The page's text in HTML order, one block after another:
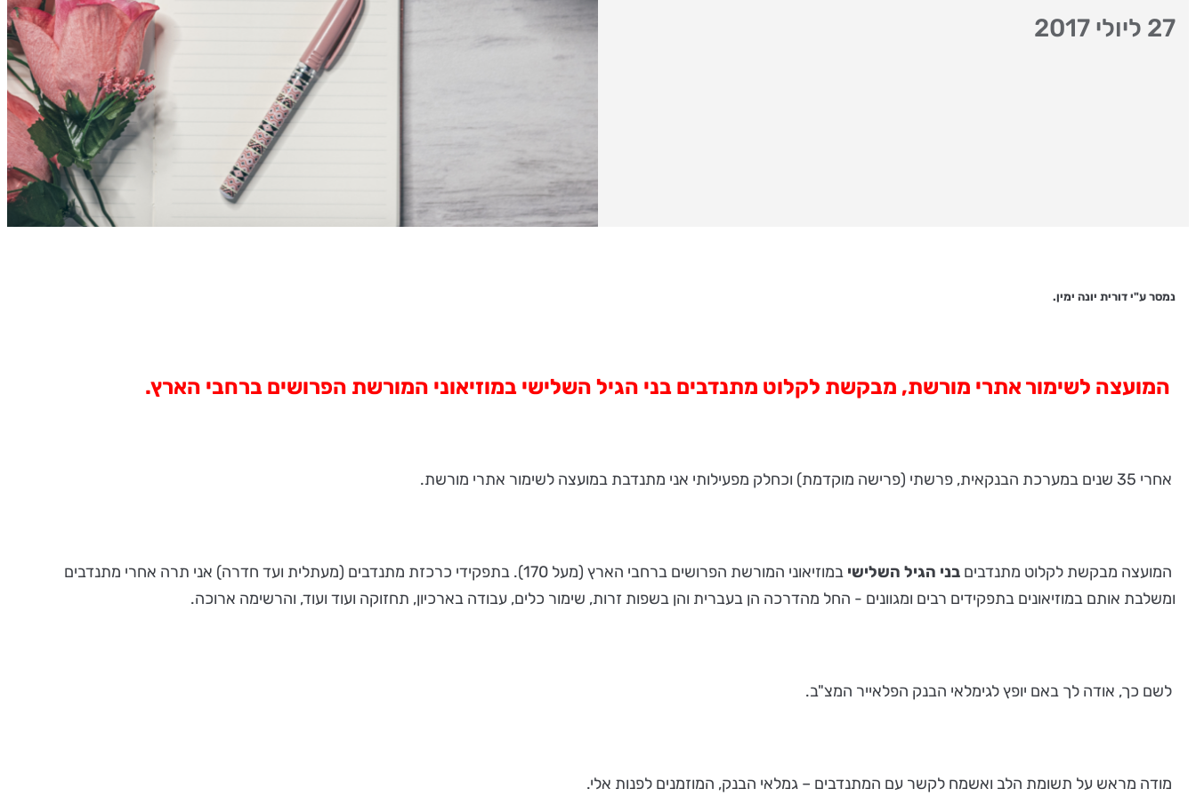
27 ליולי 2017
נמסר ע"י דורית יונה ימין.
המועצה לשימור אתרי מורשת, מבקשת לקלוט מתנדבים בני הגיל השלישי במוזיאוני המורשת הפרושים ברחבי הארץ.
אחרי 35 שנים במערכת הבנקאית, פרשתי (פרישה מוקדמת) וכחלק מפעילותי אני מתנדבת במועצה לשימור אתרי מורשת.
המועצה מבקשת לקלוט מתנדבים בני הגיל השלישי
במוזיאוני המורשת הפרושים ברחבי הארץ (מעל 170). בתפקידי כרכזת מתנדבים (מעתלית ועד חדרה) אני תרה אחרי מתנדבים
ומשלבת אותם במוזיאונים בתפקידים רבים ומגוונים - החל מהדרכה הן בעברית והן בשפות זרות, שימור כלים, עבודה בארכיון, תחזוקה ועוד ועוד, והרשימה ארוכה.
לשם כך, אודה לך באם יופץ לגימלאי הבנק הפלאייר המצ"ב.
מודה מראש על תשומת הלב ואשמח לקשר עם המתנדבים – גמלאי הבנק, המוזמנים לפנות אלי.